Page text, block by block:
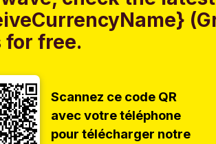
for free.
Scannez ce code QR
avec votre téléphone
pour télécharger notre